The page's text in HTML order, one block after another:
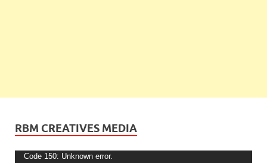
RBM CREATIVES MEDIA
Video
Code 150: Unknown error.